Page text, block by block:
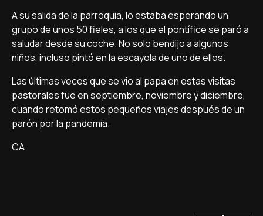
A su salida de la parroquia, lo estaba esperando un
grupo de unos 50 fieles, a los que el pontífice se paró a
saludar desde su coche. No solo bendijo a algunos
niños, incluso pintó en la escayola de uno de ellos.
Las últimas veces que se vio al papa en estas visitas
pastorales fue en septiembre, noviembre y diciembre,
cuando retomó estos pequeños viajes después de un
parón por la pandemia.
CA